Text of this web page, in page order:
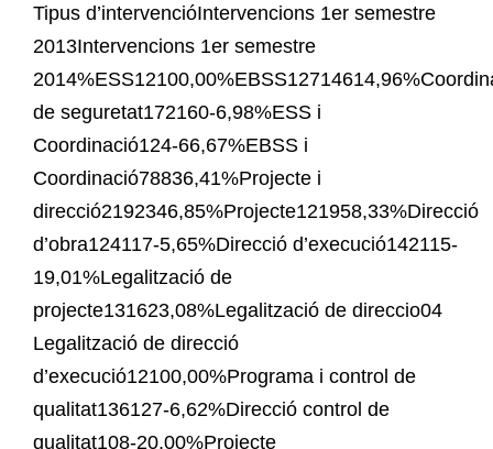
Tipus d’intervencióIntervencions 1er semestre
2013Intervencions 1er semestre
de seguretat172160-6,98%ESS i
Coordinació124-66,67%EBSS i
Coordinació78836,41%Projecte i
direcció2192346,85%Projecte121958,33%Direcció
d’obra124117-5,65%Direcció d’execució142115-
19,01%Legalització de
projecte131623,08%Legalització de direccio04
Legalització de direcció
d’execució12100,00%Programa i control de
qualitat136127-6,62%Direcció control de
qualitat108-20,00%Projecte